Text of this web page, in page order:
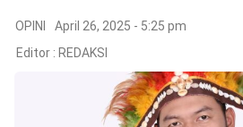
OPINI
April 26, 2025 - 5:25 pm
Editor : REDAKSI